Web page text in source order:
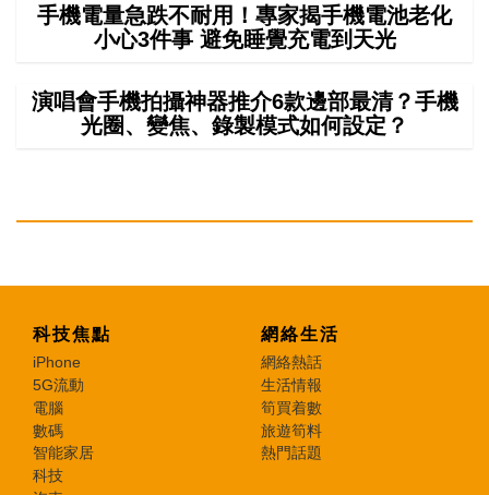
手機電量急跌不耐用！專家揭手機電池老化
小心3件事 避免睡覺充電到天光
演唱會手機拍攝神器推介6款邊部最清？手機
光圈、變焦、錄製模式如何設定？
科技焦點
iPhone
5G流動
電腦
數碼
智能家居
科技
網絡生活
網絡熱話
生活情報
筍買着數
旅遊筍料
熱門話題